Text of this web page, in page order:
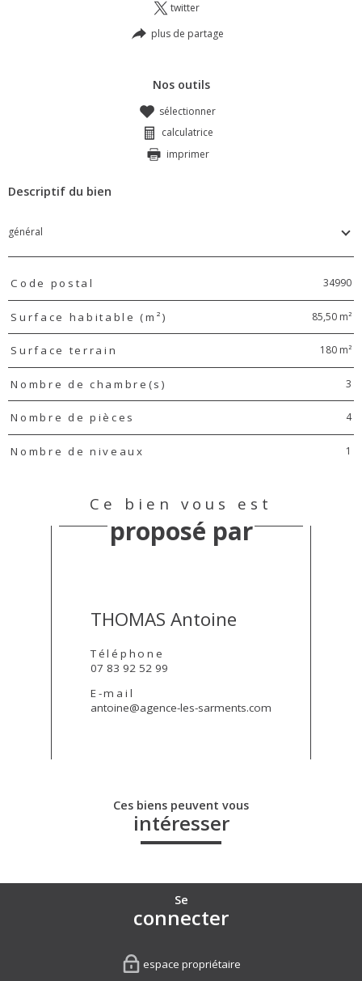
twitter
plus de partage
Nos outils
sélectionner
calculatrice
imprimer
Descriptif du bien
général
TRAD_PAMPERO_Caracteristique
Code postal 34990
Surface habitable (m²) 85,50 m²
Surface terrain 180 m²
Nombre de chambre(s) 3
Nombre de pièces 4
Nombre de niveaux 1
Ce bien vous est
proposé par
THOMAS Antoine
Téléphone
07 83 92 52 99
E-mail
antoine@agence-les-sarments.com
Ces biens peuvent vous
intéresser
Se
connecter
espace propriétaire